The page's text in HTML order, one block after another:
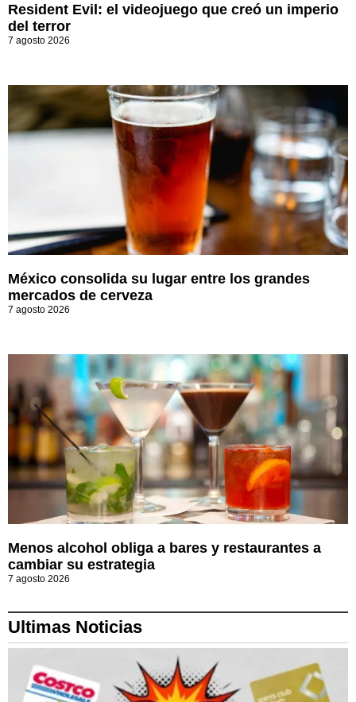
Resident Evil: el videojuego que creó un imperio
del terror
7 agosto 2026
México consolida su lugar entre los grandes
mercados de cerveza
7 agosto 2026
Menos alcohol obliga a bares y restaurantes a
cambiar su estrategia
7 agosto 2026
Ultimas Noticias